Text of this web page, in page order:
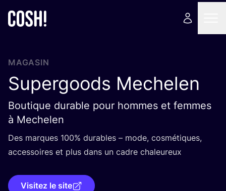
MAGASIN
Supergoods Mechelen
Boutique durable pour hommes et femmes
à Mechelen
Des marques 100% durables – mode, cos­mé­tiques,
acces­soires et plus dans un cadre chaleureux
Visitez le site